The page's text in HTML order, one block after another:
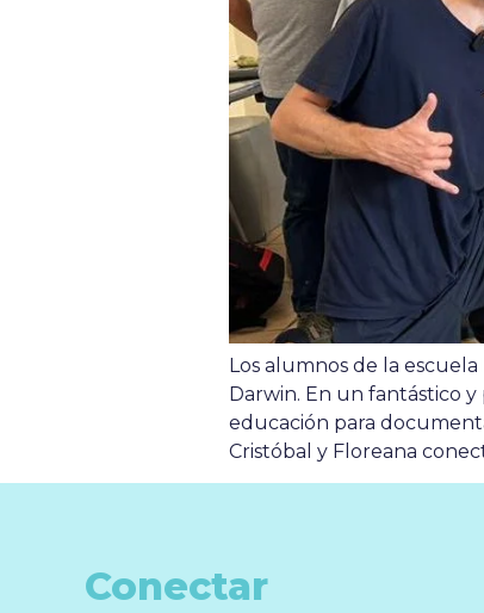
Los alumnos de la
Darwin. En un fantástico
educación para
Cristóbal y Floreana
Conectar